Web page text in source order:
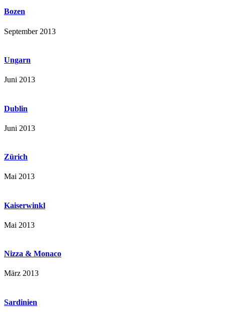
Bozen
September 2013
Ungarn
Juni 2013
Dublin
Juni 2013
Zürich
Mai 2013
Kaiserwinkl
Mai 2013
Nizza & Monaco
März 2013
Sardinien